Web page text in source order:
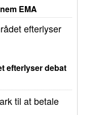
EMA
efterlyser debat